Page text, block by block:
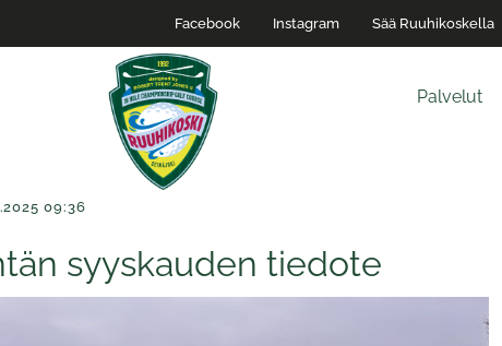
Facebook Instagram Sää Ruuhikoskella
Palvelut
09:36
syyskauden tiedote